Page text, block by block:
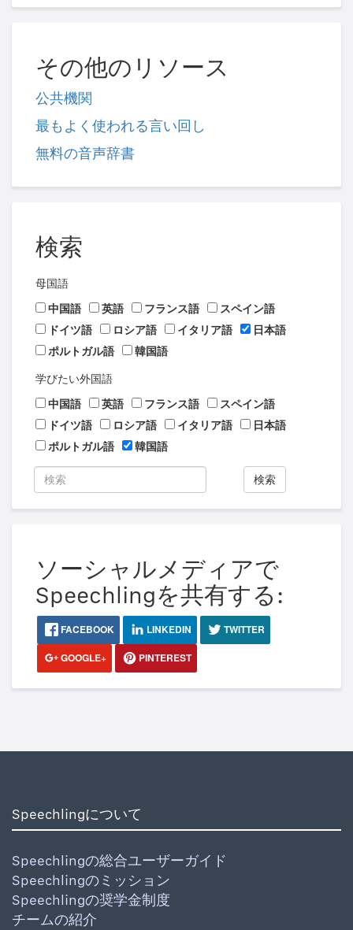
その他のリソース
公共機関
最もよく使われる言い回し
無料の音声辞書
検索
母国語
中国語
英語 フランス語
スペイン語
ドイツ語
ロシア語 イタリア語
日本語
ポルトガル語
韓国語
学びたい外国語
中国語
英語 フランス語
スペイン語
ドイツ語
ロシア語 イタリア語
日本語
ポルトガル語
韓国語
検索
ソーシャルメディアで
Speechlingを共有する:
FACEBOOK LINKEDIN
TWITTER
GOOGLE+
PINTEREST
Speechlingについて
Speechlingの総合ユーザーガイド
Speechlingのミッション
Speechlingの奨学金制度
チームの紹介